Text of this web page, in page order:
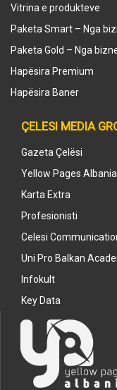
Vitrina e produkteve
Paketa Smart – Nga
Paketa Gold – Nga
Hapësira Premium
Hapësira Baner
ÇELESI MEDIA
Gazeta Çelësi
Yellow Pages Albania
Karta Extra
Profesionisti
Celesi
Uni Pro Balkan
Infokult
Key Data